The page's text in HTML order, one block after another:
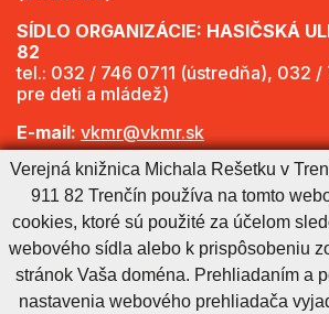
SÍDLO ORGANIZÁCIE: HASIČSKÁ
82
tel.: 032 / 746 0711 (ústredňa), 032 /
pre deti a mládež)
E-mail: vkmr@vkmr.sk
Web: http://www.vkmr.sk
Viac informácií - Otváracie hodiny
Cookies nastavenieCookies - viac informácií
Technický prevádzkovateľ
Verejná knižnica Michala Rešetku v
911 82 Trenčín používa na tomto
cookies, ktoré sú použité za účelom
webového sídla alebo k prispôsobeniu
stránok Vaša doména. Prehliadaním a
nastavenia webového prehliadača